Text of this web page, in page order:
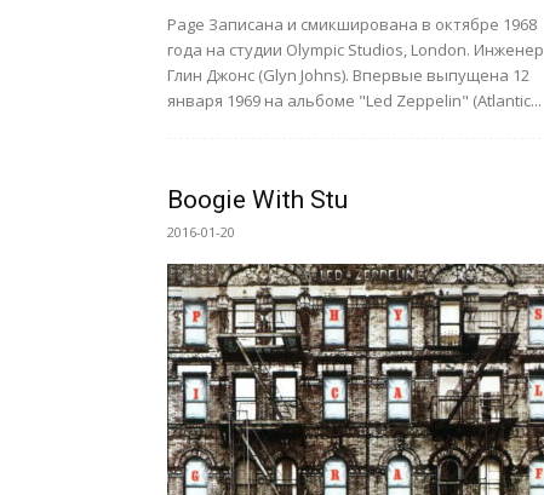
Page Записана и смикширована в октябре 1968
года на студии Olympic Studios, London. Инженер
Глин Джонс (Glyn Johns). Впервые выпущена 12
января 1969 на альбоме "Led Zeppelin" (Atlantic...
Boogie With Stu
2016-01-20